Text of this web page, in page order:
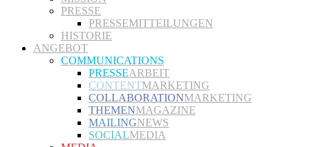
PRESSE
PRESSEMITTEILUNGEN
HISTORIE
ANGEBOT
COMMUNICATIONS
PRESSEARBEIT
CONTENTMARKETING
COLLABORATIONMARKETING
THEMENMAGAZINE
MAILINGNEWS
SOCIALMEDIA